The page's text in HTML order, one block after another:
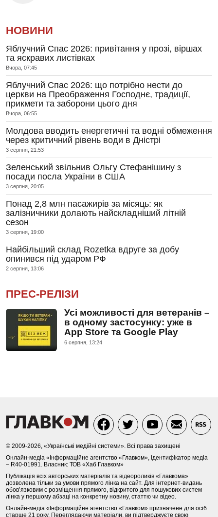
НОВИНИ
Яблучний Спас 2026: привітання у прозі, віршах
та яскравих листівках
Вчора, 07:45
Яблучний Спас 2026: що потрібно нести до
церкви на Преображення Господнє, традиції,
прикмети та заборони цього дня
Вчора, 06:55
Молдова вводить енергетичні та водні обмеження
через критичний рівень води в Дністрі
3 серпня, 21:53
Зеленський звільнив Ольгу Стефанішину з
посади посла України в США
3 серпня, 20:05
Понад 2,8 млн пасажирів за місяць: як
залізничники долають найскладніший літній
сезон
3 серпня, 19:00
Найбільший склад Rozetka вдруге за добу
опинився під ударом РФ
2 серпня, 13:06
ПРЕС-РЕЛІЗИ
Усі можливості для ветеранів –
в одному застосунку: уже в
App Store та Google Play
6 серпня, 13:24
© 2009-2026, «Українські медійні системи». Всі права захищені
Онлайн-медіа «Інформаційне агентство «Главком», ідентифікатор медіа
– R40-01991. Власник: ТОВ «Хаб Главком»
Публікація всіх авторських матеріалів та відеороликів «Главкома»
дозволена тільки за умови прямого лінка на сайт. Для інтернет-видань
обов’язковим є розміщення прямого, відкритого для пошукових систем
лінка у першому абзаці на конкретну новину, статтю чи відео.
Онлайн-медіа «Інформаційне агентство «Главком» призначене для осіб
старше 21 року. Переглядаючи матеріали, ви підтверджуєте свою